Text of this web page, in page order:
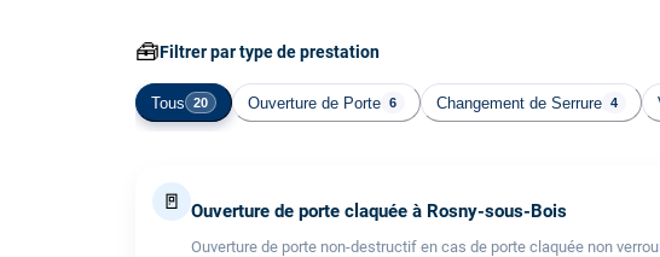
🧰Filtrer par type de prestation
Tous 20 Ouverture de Porte 6 Changement de Serrure 4
🚪 Ouverture de porte claquée à Rosny-sous-Bois
Ouverture de porte non-destructif en cas de porte claquée non